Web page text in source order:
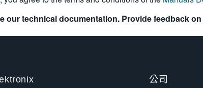
our technical documentation. Provide feedback
公司